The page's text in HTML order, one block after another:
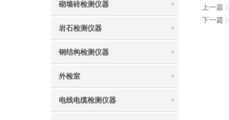
砌墙砖检测仪器
岩石检测仪器
钢结构检测仪器
外检室
电线电缆检测仪器
上一篇
下一篇